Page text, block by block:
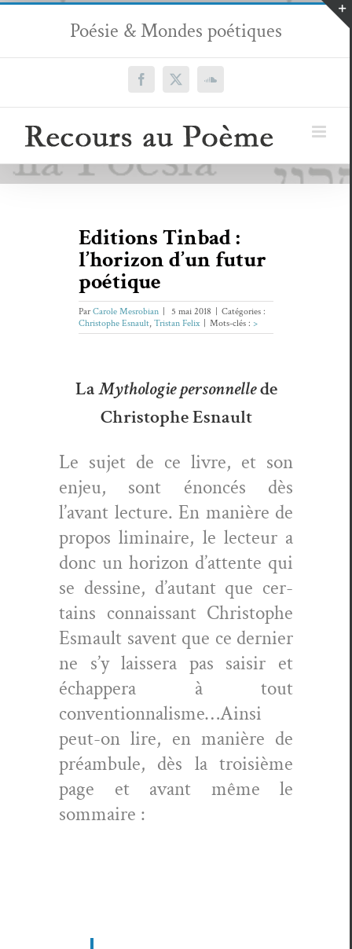
Passer
contenu
Poésie & Mondes poétiques
Facebook
X SoundCloud
Editions Tinbad :
l’horizon d’un futur
poétique
ParCarole Mesrobian 5 mai 2018
Catégories :
Christophe Esnault, Tristan Felix Mots-clés : >
LaMythologie personnellede
Christophe Esnault
Le sujet de ce livre, et son
enjeu, sont énon­cés dès
l’avant lec­ture. En manière de
pro­pos lim­i­naire, le lecteur a
donc un hori­zon d’attente qui
se des­sine, d’autant que cer­
tains con­nais­sant Christophe
Esmault savent que ce dernier
ne s’y lais­sera pas saisir et
échap­pera à tout
conventionnalisme…Ainsi
peut-on lire, en manière de
préam­bule, dès la troisième
page et avant même le
sommaire :